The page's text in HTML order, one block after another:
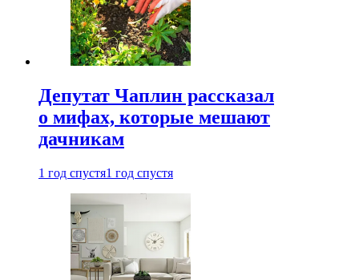
Депутат Чаплин рассказал
о мифах, которые мешают
дачникам
1 год спустя1 год спустя